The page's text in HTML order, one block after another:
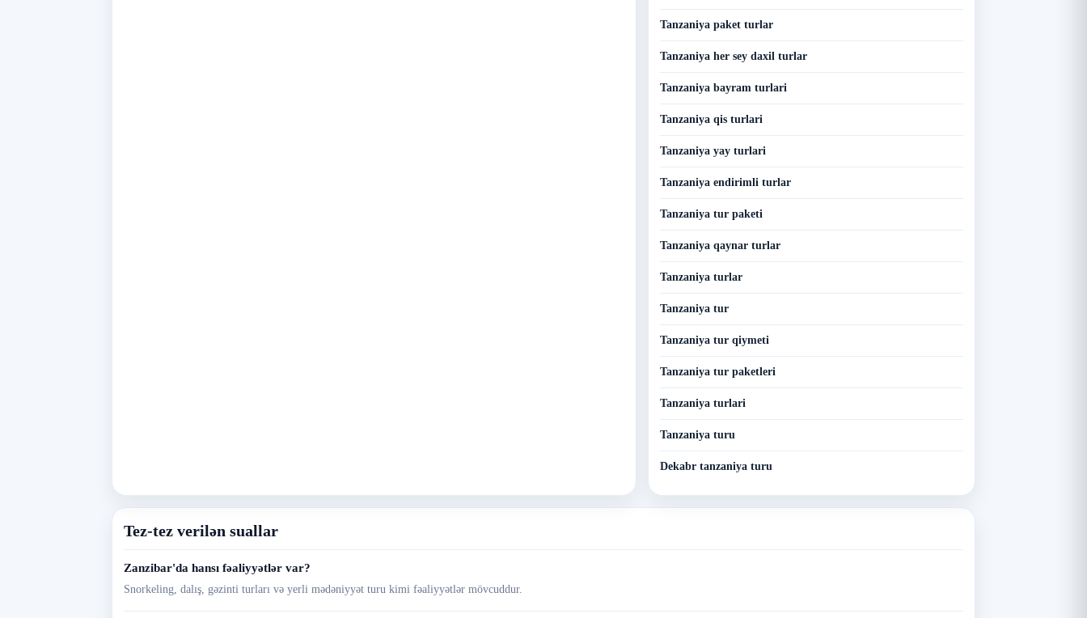
Tanzaniya paket turlar
Tanzaniya her sey daxil turlar
Tanzaniya bayram turlari
Tanzaniya qis turlari
Tanzaniya yay turlari
Tanzaniya endirimli turlar
Tanzaniya tur paketi
Tanzaniya qaynar turlar
Tanzaniya turlar
Tanzaniya tur
Tanzaniya tur qiymeti
Tanzaniya tur paketleri
Tanzaniya turlari
Tanzaniya turu
Dekabr tanzaniya turu
Tez-tez verilən suallar
Zanzibar'da hansı fəaliyyətlər var?
Snorkeling, dalış, gəzinti turları və yerli mədəniyyət turu kimi fəaliyyətlər mövcuddur.